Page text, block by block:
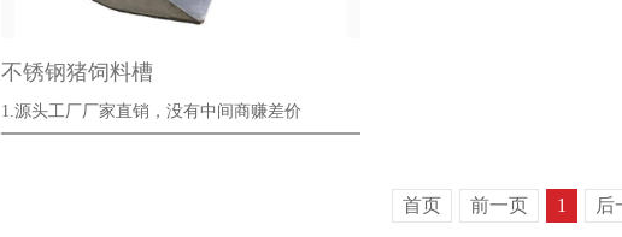
不锈钢猪饲料槽
1.源头工厂厂家直销，没有中间商赚差价
首页 前一页 1 后